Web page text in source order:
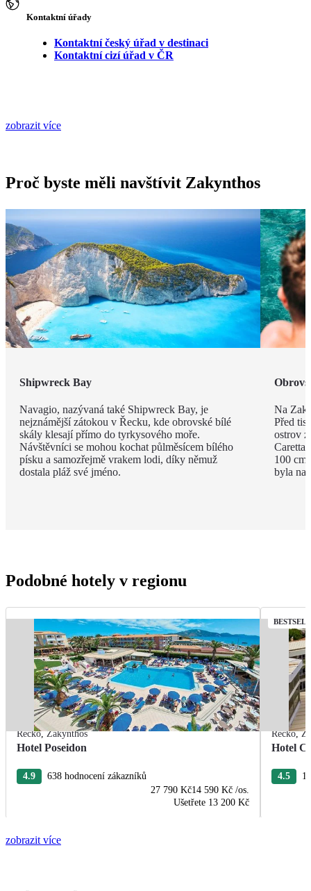
Kontaktní úřady
Kontaktní český úřad v destinaci
Kontaktní cizí úřad v ČR
zobrazit více
Proč byste měli navštívit Zakynthos
Shipwreck Bay
Navagio, nazývaná také Shipwreck Bay, je
nejznámější zátokou v Řecku, kde obrovské bílé
skály klesají přímo do tyrkysového moře.
Návštěvníci se mohou kochat půlměsícem bílého
písku a samozřejmě vrakem lodi, díky němuž
dostala pláž své jméno.
Na
Před
ostrov
Caretta
100 cm
byla na
Podobné hotely v regionu
Řecko,Zakynthos
Hotel Poseidon
4.9
638 hodnocení zákazníků
27 790 Kč14 590 Kč /os.
Ušetřete 13 200 Kč
Řecko,
Hotel
4.5
zobrazit více